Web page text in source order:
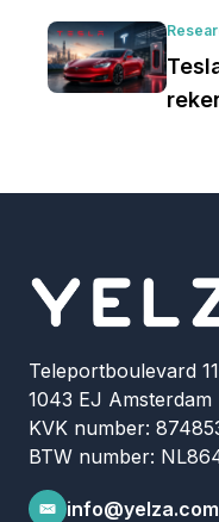
Teleportboulevard
1043 EJ Amsterdam
KVK number:
BTW number:
info@yelza.com